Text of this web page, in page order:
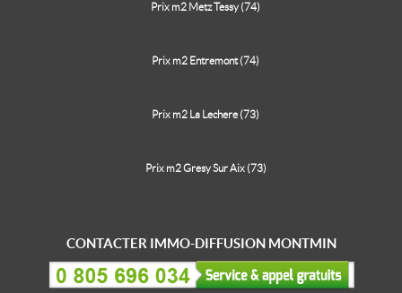
Prix m2 Metz Tessy (74)
Prix m2 Entremont (74)
Prix m2 La Lechere (73)
Prix m2 Gresy Sur Aix (73)
CONTACTER IMMO-DIFFUSION MONTMIN